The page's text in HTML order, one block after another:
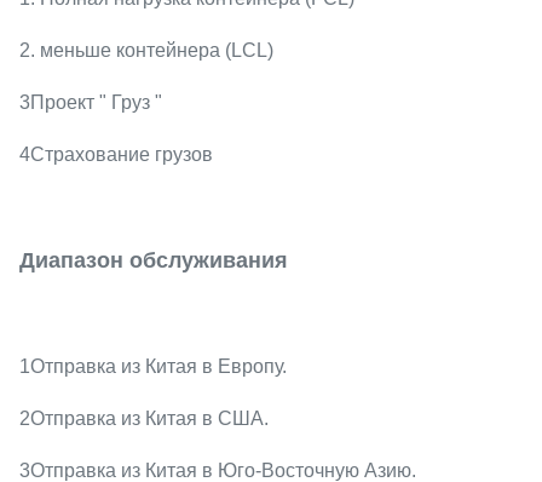
2. меньше контейнера (LCL)
3Проект " Груз "
4Страхование грузов
Диапазон обслуживания
1Отправка из Китая в Европу.
2Отправка из Китая в США.
3Отправка из Китая в Юго-Восточную Азию.